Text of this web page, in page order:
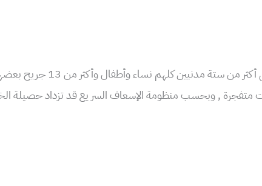
في سياق آخر، تابع طيران النظام
متفجرة , وبحسب منظومة الإسعاف السر يع قد تزداد حصيلة